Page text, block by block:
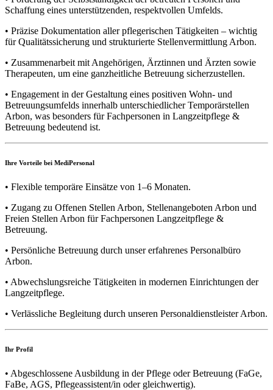
Schaffung eines unterstützenden, respektvollen Umfelds.
• Präzise Dokumentation aller pflegerischen Tätigkeiten – wichtig
für Qualitätssicherung und strukturierte Stellenvermittlung Arbon.
• Zusammenarbeit mit Angehörigen, Ärztinnen und Ärzten sowie
Therapeuten, um eine ganzheitliche Betreuung sicherzustellen.
• Engagement in der Gestaltung eines positiven Wohn- und
Betreuungsumfelds innerhalb unterschiedlicher Temporärstellen
Arbon, was besonders für Fachpersonen in Langzeitpflege &
Betreuung bedeutend ist.
Ihre Vorteile bei MediPersonal
• Flexible temporäre Einsätze von 1–6 Monaten.
• Zugang zu Offenen Stellen Arbon, Stellenangeboten Arbon und
Freien Stellen Arbon für Fachpersonen Langzeitpflege &
Betreuung.
• Persönliche Betreuung durch unser erfahrenes Personalbüro
Arbon.
• Abwechslungsreiche Tätigkeiten in modernen Einrichtungen der
Langzeitpflege.
• Verlässliche Begleitung durch unseren Personaldienstleister Arbon.
Ihr Profil
• Abgeschlossene Ausbildung in der Pflege oder Betreuung (FaGe,
FaBe, AGS, Pflegeassistent/in oder gleichwertig).